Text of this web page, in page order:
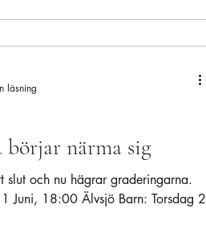
börjar närma sig
slut och nu hägrar graderingarna.
Juni, 18:00 Älvsjö Barn: Torsdag 2
läsning